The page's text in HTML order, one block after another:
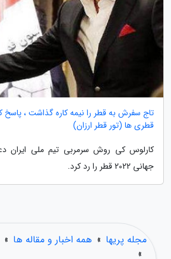
تاج سفرش به قطر را نیمه کاره گذاشت ،
قطری ها (تور قطر ارزان)
کارلوس کی روش سرمربی تیم ملی ایران
جهانی 2022 قطر را رد کرد.
مجله پریها » همه اخبار و مقاله ها »
»